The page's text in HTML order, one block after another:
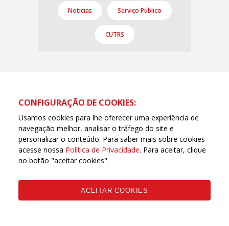
Noticias Serviço Público
CUTRS
CONFIGURAÇÃO DE COOKIES:
Usamos cookies para lhe oferecer uma experiência de
navegação melhor, analisar o tráfego do site e
personalizar o conteúdo. Para saber mais sobre cookies
acesse nossa Política de Privacidade. Para aceitar, clique
no botão "aceitar cookies".
ACEITAR COOKIES